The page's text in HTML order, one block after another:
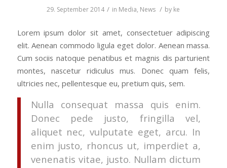
29. September 2014 / in Media, News / by ke
Lorem ipsum dolor sit amet, consectetuer adipiscing
elit. Aenean commodo ligula eget dolor. Aenean massa.
Cum sociis natoque penatibus et magnis dis parturient
montes, nascetur ridiculus mus. Donec quam felis,
ultricies nec, pellentesque eu, pretium quis, sem.
Nulla consequat massa quis enim.
Donec pede justo, fringilla vel,
aliquet nec, vulputate eget, arcu. In
enim justo, rhoncus ut, imperdiet a,
venenatis vitae, justo. Nullam dictum